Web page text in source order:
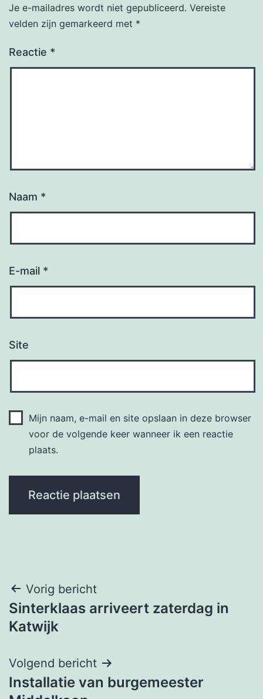
Je e-mailadres wordt niet gepubliceerd. Vereiste
velden zijn gemarkeerd met *
Reactie *
Naam *
E-mail *
Site
Mijn naam, e-mail en site opslaan in deze browser
voor de volgende keer wanneer ik een reactie
plaats.
Bericht
navigatie
Vorig bericht
Sinterklaas arriveert zaterdag in
Katwijk
Volgend bericht
Installatie van burgemeester